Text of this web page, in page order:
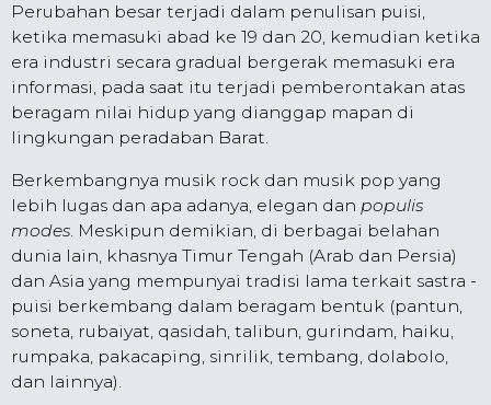
Perubahan besar terjadi dalam penulisan puisi,
ketika memasuki abad ke 19 dan 20, kemudian ketika
era industri secara gradual bergerak memasuki era
informasi, pada saat itu terjadi pemberontakan atas
beragam nilai hidup yang dianggap mapan di
lingkungan peradaban Barat.
Berkembangnya musik rock dan musik pop yang
lebih lugas dan apa adanya, elegan dan populis
modes. Meskipun demikian, di berbagai belahan
dunia lain, khasnya Timur Tengah (Arab dan Persia)
dan Asia yang mempunyai tradisi lama terkait sastra -
puisi berkembang dalam beragam bentuk (pantun,
soneta, rubaiyat, qasidah, talibun, gurindam, haiku,
rumpaka, pakacaping, sinrilik, tembang, dolabolo,
dan lainnya).